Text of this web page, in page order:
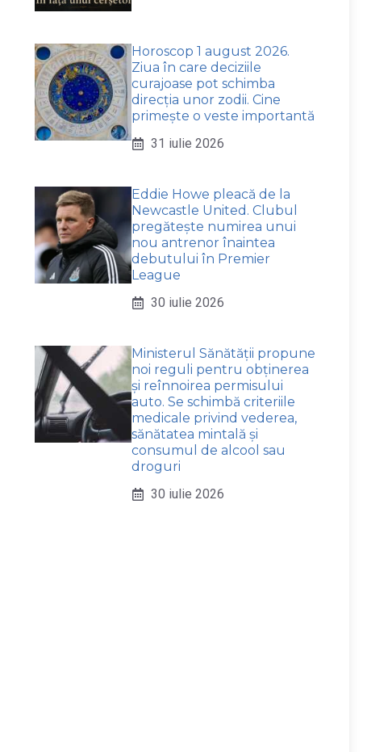
Horoscop 1 august 2026.
Ziua în care deciziile
curajoase pot schimba
direcția unor zodii. Cine
primește o veste importantă
31 iulie 2026
Eddie Howe pleacă de la
Newcastle United. Clubul
pregătește numirea unui
nou antrenor înaintea
debutului în Premier
League
30 iulie 2026
Ministerul Sănătății propune
noi reguli pentru obținerea
și reînnoirea permisului
auto. Se schimbă criteriile
medicale privind vederea,
sănătatea mintală și
consumul de alcool sau
droguri
30 iulie 2026